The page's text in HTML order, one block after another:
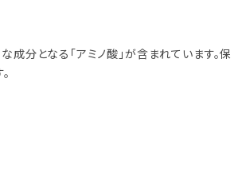
成分となる「アミノ酸」が含まれています。保